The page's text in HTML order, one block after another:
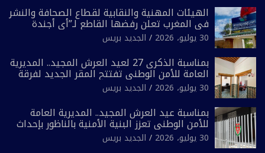
الهيئات المهنية والنقابية لقطاع الصحافة والنشر
في المغرب تعلن رفضها القاطع لـ”أي أجندة
انتخابية مُعدة على مقاس سياسي ومصلحي
ضيق”
30 يوليو، 2026 الجديد بريس
بمناسبة الذكرى 27 لعيد العرش المجيد.. المديرية
العامة للأمن الوطني تفتتح المقر الجديد لفرقة
الشرطة السياحية بفاس
30 يوليو، 2026 الجديد بريس
بمناسبة عيد العرش المجيد.. المديرية العامة
للأمن الوطني تعزز البنية الأمنية بالناظور بإحداث
فرقتين جديدتين
30 يوليو، 2026 الجديد بريس